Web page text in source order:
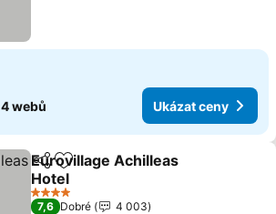
4 webů Ukázat ceny
SdíletPřidat na seznam oblíbených
Eurovillage Achilleas
Hotel
Ukázat ceny
4 Počet hvězdiček
7,6 Dobré
4 003